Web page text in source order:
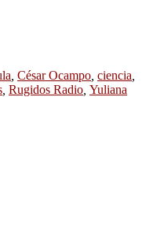
César Ocampo ciencia
Rugidos Radio Yuliana